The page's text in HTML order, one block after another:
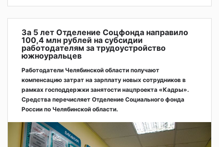
За 5 лет Отделение Соцфонда направило
100,4 млн рублей на субсидии
работодателям за трудоустройство
южноуральцев
Работодатели Челябинской области получают
компенсацию затрат на зарплату новых сотрудников в
рамках господдержки занятости нацпроекта «Кадры».
Средства перечисляет Отделение Социального фонда
России по Челябинской области.